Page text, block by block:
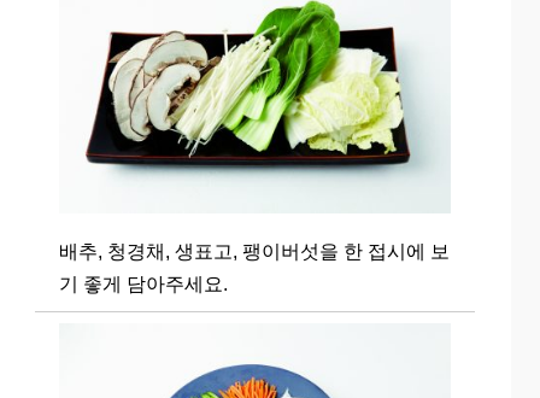
배추, 청경채, 생표고, 팽이버섯을 한 접시에 보
기 좋게 담아주세요.